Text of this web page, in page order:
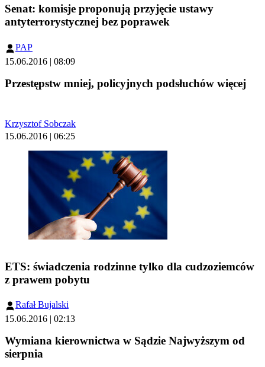
Senat: komisje proponują przyjęcie ustawy
antyterrorystycznej bez poprawek
PAP
15.06.2016 | 08:09
Przestępstw mniej, policyjnych podsłuchów więcej
Krzysztof Sobczak
15.06.2016 | 06:25
ETS: świadczenia rodzinne tylko dla cudzoziemców
z prawem pobytu
Rafał Bujalski
15.06.2016 | 02:13
Wymiana kierownictwa w Sądzie Najwyższym od
sierpnia